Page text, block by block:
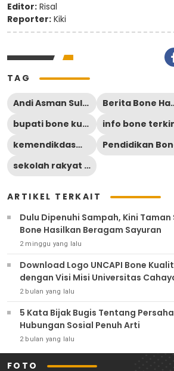
Editor: Risal
Reporter: Kiki
TAG
Andi Asman Sulaiman
bupati bone kunjungi sekolah rakyat
info bone
kemendikdasmen
Pendidikan
sekolah rakyat kemensos
ARTIKEL TERKAIT
Dulu Dipenuhi Sampah, Kini Taman
Bone Hasilkan Beragam Sayuran
2 minggu yang lalu
Download Logo UNCAPI Bone
dengan Visi Misi Universitas
2 bulan yang lalu
5 Kata Bijak Bugis Tentang
Hubungan Sosial Penuh Arti
2 bulan yang lalu
FOTO